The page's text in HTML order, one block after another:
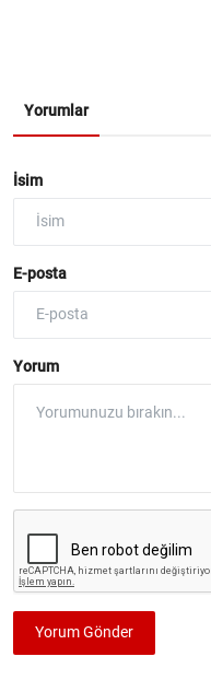
Yorumlar
İsim
E-posta
Yorum
Yorum Gönder